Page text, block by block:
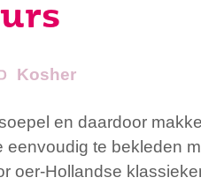
Kosher
en daardoor
eenvoudig te bekleden
oer-Hollandse